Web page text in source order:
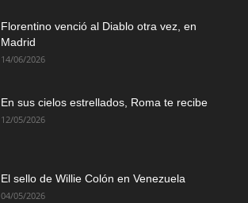
Florentino venció al Diablo otra vez, en
Madrid
14/06/2026
En sus cielos estrellados, Roma te recibe
12/05/2026
El sello de Willie Colón en Venezuela
04/05/2026